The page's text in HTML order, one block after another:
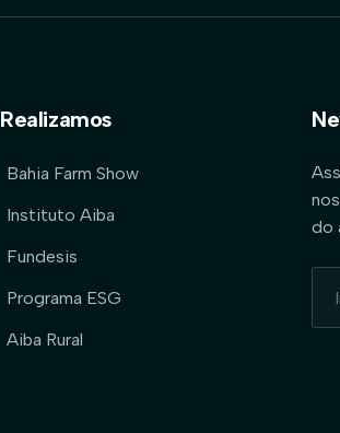
Realizamos
Bahia Farm Show
Instituto Aiba
Fundesis
Programa ESG
Aiba Rural
do